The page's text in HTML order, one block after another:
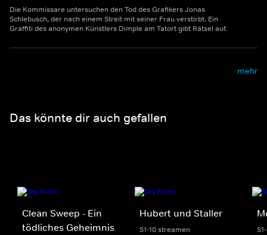
Die Kommissare untersuchen den Tod des Grafikers Jonas
Schlebusch, der nach einem Streit mit seiner Frau verstirbt. Ein
Graffiti des anonymen Künstlers Dimple am Tatort gibt Rätsel auf.
mehr
Das könnte dir auch gefallen
Clean Sweep - Ein
tödliches Geheimnis
Hubert und Staller
S1-10 streamen